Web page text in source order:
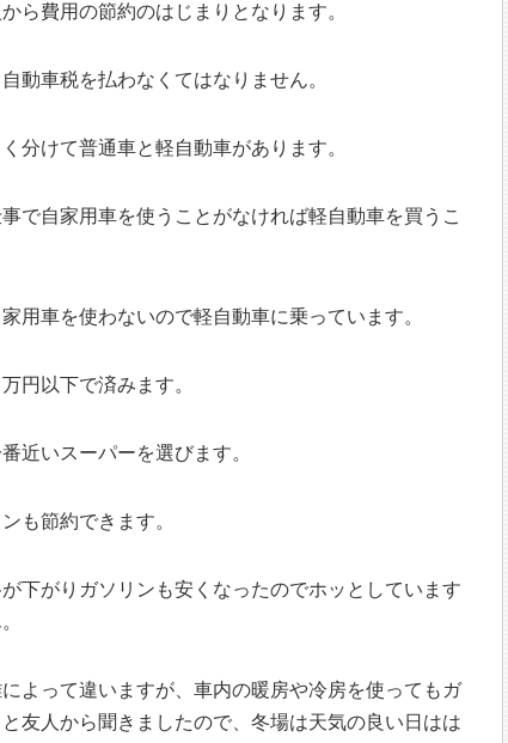
ら費用の節約のはじまりとなります。
動車税を払わなくてはなりません。
分けて普通車と軽自動車があります。
で自家用車を使うことがなければ軽自動車を買うこ
用車を使わないので軽自動車に乗っています。
円以下で済みます。
近いスーパーを選びます。
も節約できます。
下がりガソリンも安くなったのでホッとしています
よって違いますが、車内の暖房や冷房を使ってもガ
友人から聞きましたので、冬場は天気の良い日はは